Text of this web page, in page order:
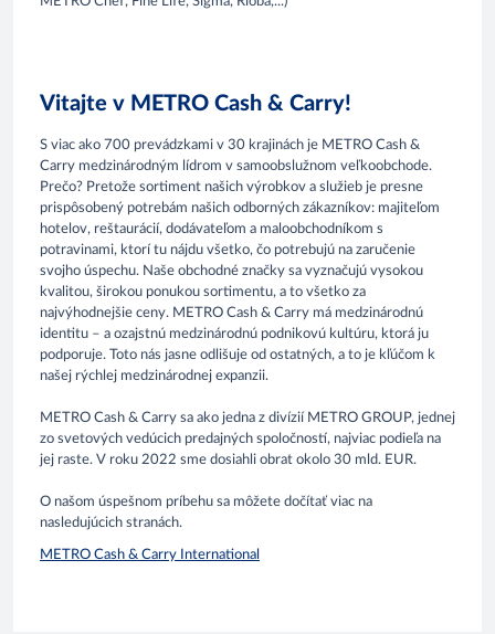
Vitajte v METRO Cash & Carry!
S viac ako 700 prevádzkami v 30 krajinách je METRO Cash &
Carry medzinárodným lídrom v samoobslužnom veľkoobchode.
Prečo? Pretože sortiment našich výrobkov a služieb je presne
prispôsobený potrebám našich odborných zákazníkov: majiteľom
hotelov, reštaurácií, dodávateľom a maloobchodníkom s
potravinami, ktorí tu nájdu všetko, čo potrebujú na zaručenie
svojho úspechu. Naše obchodné značky sa vyznačujú vysokou
kvalitou, širokou ponukou sortimentu, a to všetko za
najvýhodnejšie ceny. METRO Cash & Carry má medzinárodnú
identitu – a ozajstnú medzinárodnú podnikovú kultúru, ktorá ju
podporuje. Toto nás jasne odlišuje od ostatných, a to je kľúčom k
našej rýchlej medzinárodnej expanzii.
METRO Cash & Carry sa ako jedna z divízií METRO GROUP, jednej
zo svetových vedúcich predajných spoločností, najviac podieľa na
jej raste. V roku 2022 sme dosiahli obrat okolo 30 mld. EUR.
O našom úspešnom príbehu sa môžete dočítať viac na
nasledujúcich stranách.
METRO Cash & Carry International